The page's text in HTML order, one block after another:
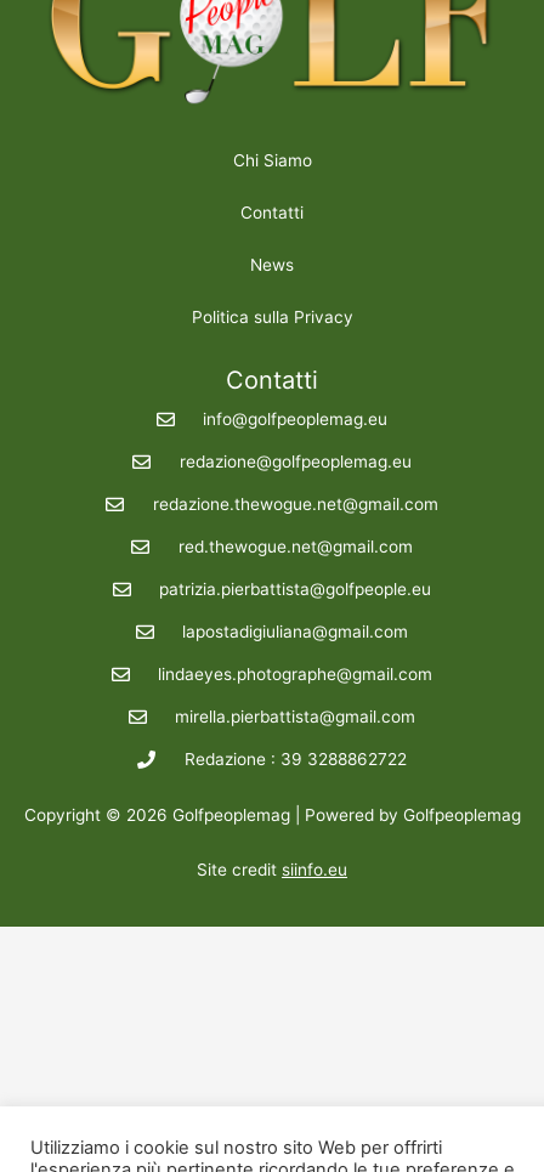
Chi Siamo
Contatti
News
Politica sulla Privacy
Contatti
info@golfpeoplemag.eu
redazione@golfpeoplemag.eu
redazione.thewogue.net@gmail.com
red.thewogue.net@gmail.com
patrizia.pierbattista@golfpeople.eu
lapostadigiuliana@gmail.com
lindaeyes.photographe@gmail.com
mirella.pierbattista@gmail.com
Redazione : 39 3288862722
Copyright © 2026 Golfpeoplemag | Powered by Golfpeoplemag
Site credit siinfo.eu
Utilizziamo i cookie sul nostro sito Web per offrirti